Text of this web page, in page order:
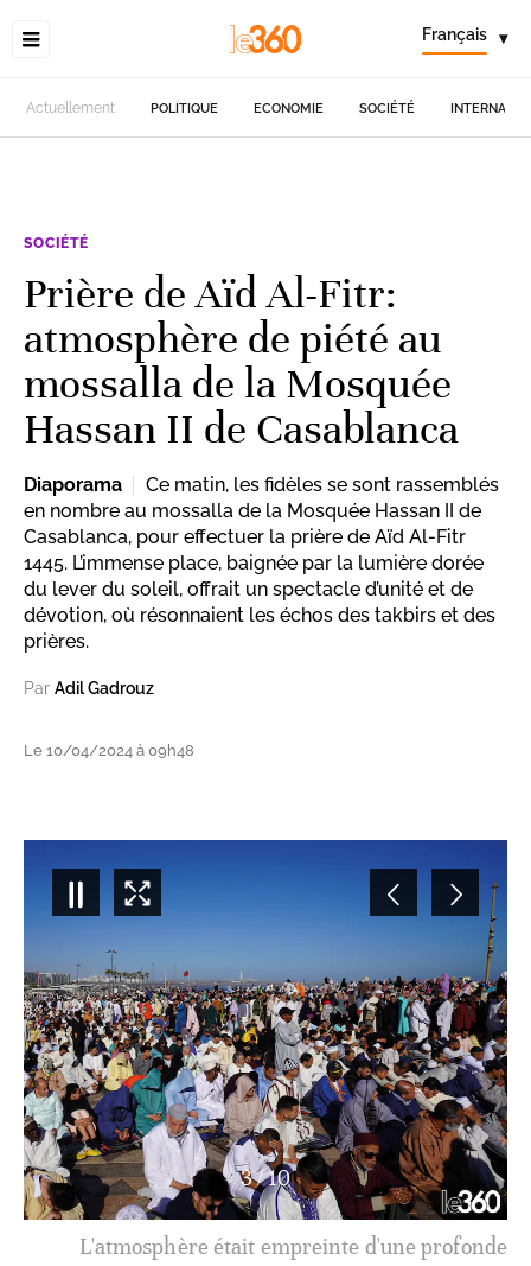
Français ▾
Actuellement POLITIQUE ECONOMIE SOCIÉTÉ
SOCIÉTÉ
Prière de Aïd Al-Fitr:
atmosphère de piété au
mossalla de la Mosquée
Hassan II de Casablanca
Diaporama
Ce matin, les fidèles se sont rassemblés
en nombre au mossalla de la Mosquée Hassan II de
Casablanca, pour effectuer la prière de Aïd Al-Fitr
1445. L’immense place, baignée par la lumière dorée
du lever du soleil, offrait un spectacle d’unité et de
dévotion, où résonnaient les échos des takbirs et des
prières.
Par Adil Gadrouz
Le 10/04/2024 à 09h48
3/10
L'atmosphère était empreinte d'une profonde